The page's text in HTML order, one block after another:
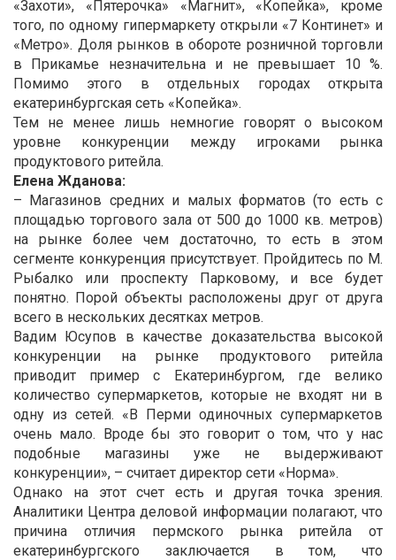
«Захоти», «Пятерочка» «Магнит», «Копейка», кроме
того, по одному гипермаркету открыли «7 Континет» и
«Метро». Доля рынков в обороте розничной торговли
в Прикамье незначительна и не превышает 10 %.
Помимо этого в отдельных городах открыта
екатеринбургская сеть «Копейка».
Тем не менее лишь немногие говорят о высоком
уровне конкуренции между игроками рынка
продуктового ритейла.
Елена Жданова:
– Магазинов средних и малых форматов (то есть с
площадью торгового зала от 500 до 1000 кв. метров)
на рынке более чем достаточно, то есть в этом
сегменте конкуренция присутствует. Пройдитесь по М.
Рыбалко или проспекту Парковому, и все будет
понятно. Порой объекты расположены друг от друга
всего в нескольких десятках метров.
Вадим Юсупов в качестве доказательства высокой
конкуренции на рынке продуктового ритейла
приводит пример с Екатеринбургом, где велико
количество супермаркетов, которые не входят ни в
одну из сетей. «В Перми одиночных супермаркетов
очень мало. Вроде бы это говорит о том, что у нас
подобные магазины уже не выдерживают
конкуренции», – считает директор сети «Норма».
Однако на этот счет есть и другая точка зрения.
Аналитики Центра деловой информации полагают, что
причина отличия пермского рынка ритейла от
екатеринбургского заключается в том, что